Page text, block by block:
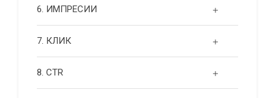
6. ИМПРЕСИИ
7. КЛИК
8. CTR